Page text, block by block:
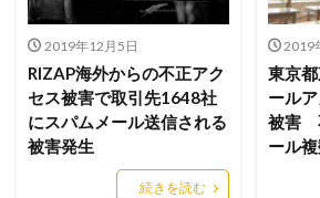
パスワード使い回し
パスワード解析
パスワード解除
ハ
ハッカーグループ
ハッカー不正ア
ハッカー集団
ハッキング
ハ
バックアップ
ハニー
バニティURL
ハフニウム
2019年12月5日
RIZAP海外からの不正アク
セス被害で取引先1648社
にスパムメール送信される
被害発生
続きを読む
2019
東京
ール
被害
ール